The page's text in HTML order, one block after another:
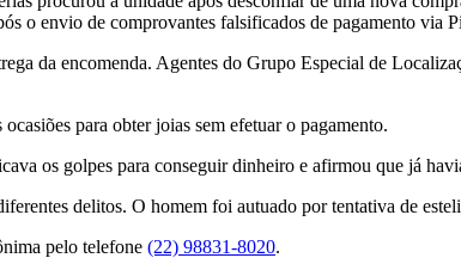
o envio de comprovantes falsificados de pagamento via
da encomenda. Agentes do Grupo Especial de
para obter joias sem efetuar o pagamento.
os golpes para conseguir dinheiro e afirmou que já
delitos. O homem foi autuado por tentativa de
pelo telefone (22) 98831-8020.